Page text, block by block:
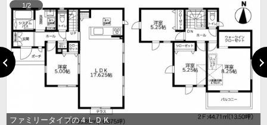
ファミリータイプの４ＬＤＫ
1/2